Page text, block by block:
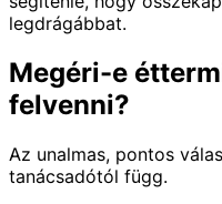
legdrágábbat.
Megéri-e
felvenni?
Az unalmas, pontos
tanácsadótól függ.